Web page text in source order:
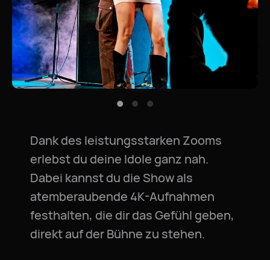
Dank des leistungsstarken Zooms
erlebst du deine Idole ganz nah.
Dabei kannst du die Show als
atemberaubende 4K-Aufnahmen
festhalten, die dir das Gefühl geben,
direkt auf der Bühne zu stehen.